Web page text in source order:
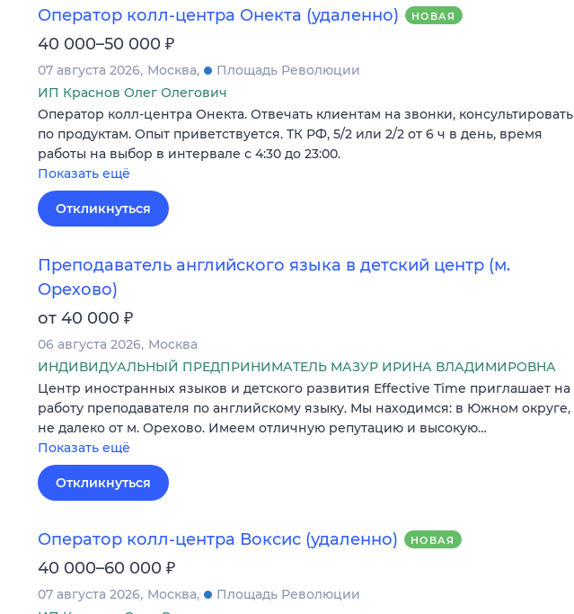
Оператор колл-центра Онекта (удаленно) НОВАЯ
40 000–50 000 ₽
07 августа 2026 Москва
Площадь Революции
ИП Краснов Олег Олегович
Оператор колл-центра Онекта. Отвечать клиентам на звонки, консультировать
по продуктам. Опыт приветствуется. ТК РФ, 5/2 или 2/2 от 6 ч в день, время
работы на выбор в интервале с 4:30 до 23:00.
Показать ещё
Откликнуться
Преподаватель английского языка в детский центр (м.
Орехово)
от 40 000 ₽
06 августа 2026 Москва
ИНДИВИДУАЛЬНЫЙ ПРЕДПРИНИМАТЕЛЬ МАЗУР ИРИНА ВЛАДИМИРОВНА
Центр иностранных языков и детского развития Effective Time приглашает на
работу преподавателя по английскому языку. Мы находимся: в Южном округе,
не далеко от м. Орехово. Имеем отличную репутацию и высокую…
Показать ещё
Откликнуться
Оператор колл-центра Воксис (удаленно) НОВАЯ
40 000–60 000 ₽
07 августа 2026 Москва
Площадь Революции